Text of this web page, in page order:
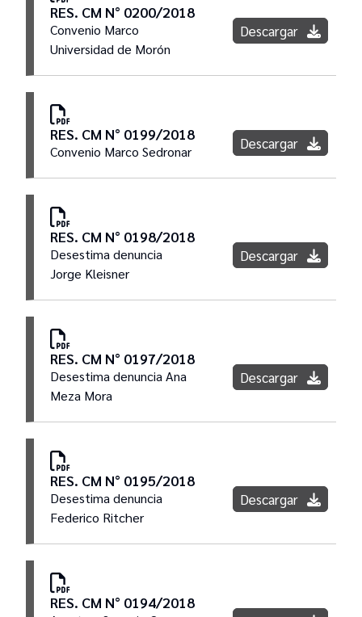
RES. CM N° 0200/2018
Convenio Marco
Universidad de Morón
Descargar
RES. CM N° 0199/2018
Convenio Marco Sedronar Descargar
RES. CM N° 0198/2018
Desestima denuncia
Jorge Kleisner
Descargar
RES. CM N° 0197/2018
Desestima denuncia Ana
Meza Mora
Descargar
RES. CM N° 0195/2018
Desestima denuncia
Federico Ritcher
Descargar
RES. CM N° 0194/2018